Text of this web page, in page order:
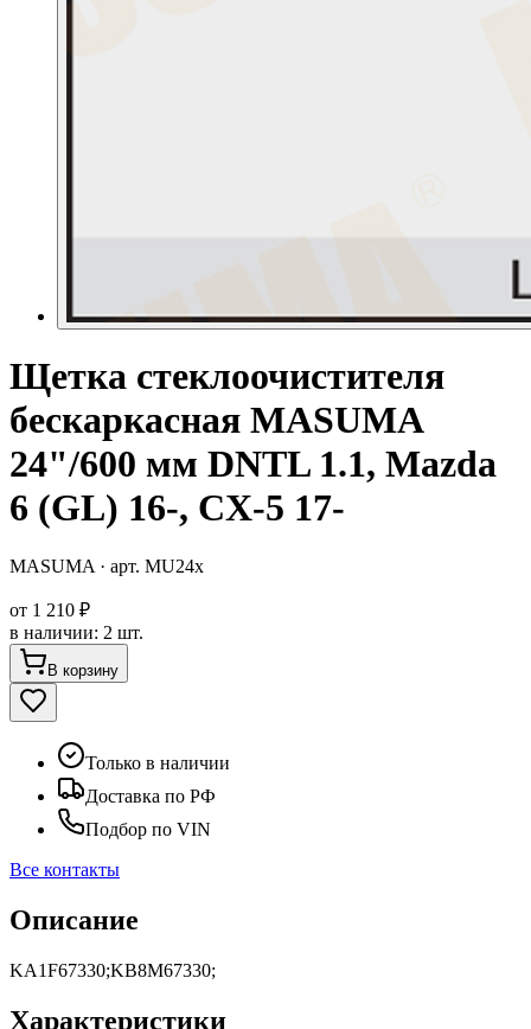
Щетка стеклоочистителя
бескаркасная MASUMA
24"/600 мм DNTL 1.1, Mazda
6 (GL) 16-, CX-5 17-
MASUMA · арт. MU24x
от 1 210 ₽
в наличии: 2 шт.
В корзину
Только в наличии
Доставка по РФ
Подбор по VIN
Все контакты
Описание
KA1F67330;KB8M67330;
Характеристики